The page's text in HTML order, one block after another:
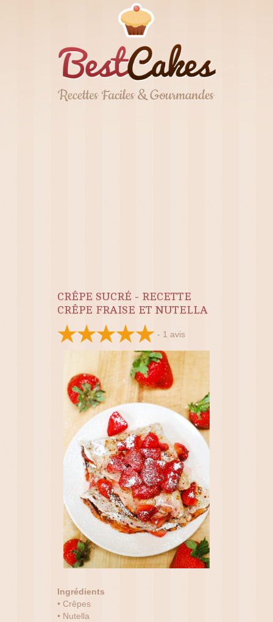
CRÊPE SUCRÉ - RECETTE
CRÊPE FRAISE ET NUTELLA
- 1 avis
Ingrédients
• Crêpes
• Nutella